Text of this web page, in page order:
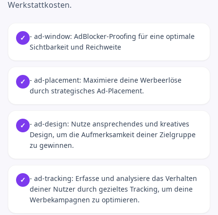
Werkstattkosten.
✓ - ad-window: AdBlocker-Proofing für eine optimale
Sichtbarkeit und Reichweite
✓ - ad-placement: Maximiere deine Werbeerlöse
durch strategisches Ad-Placement.
✓ - ad-design: Nutze ansprechendes und kreatives
Design, um die Aufmerksamkeit deiner Zielgruppe
zu gewinnen.
✓ - ad-tracking: Erfasse und analysiere das Verhalten
deiner Nutzer durch gezieltes Tracking, um deine
Werbekampagnen zu optimieren.